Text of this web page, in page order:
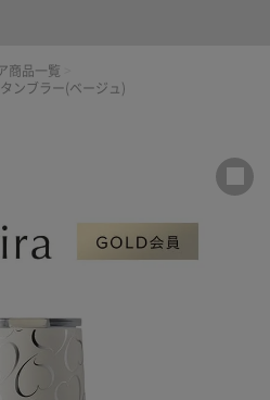
商品一覧
ンブラー(ベージュ)